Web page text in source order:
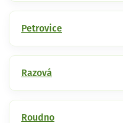
Petrovice
Razová
Roudno